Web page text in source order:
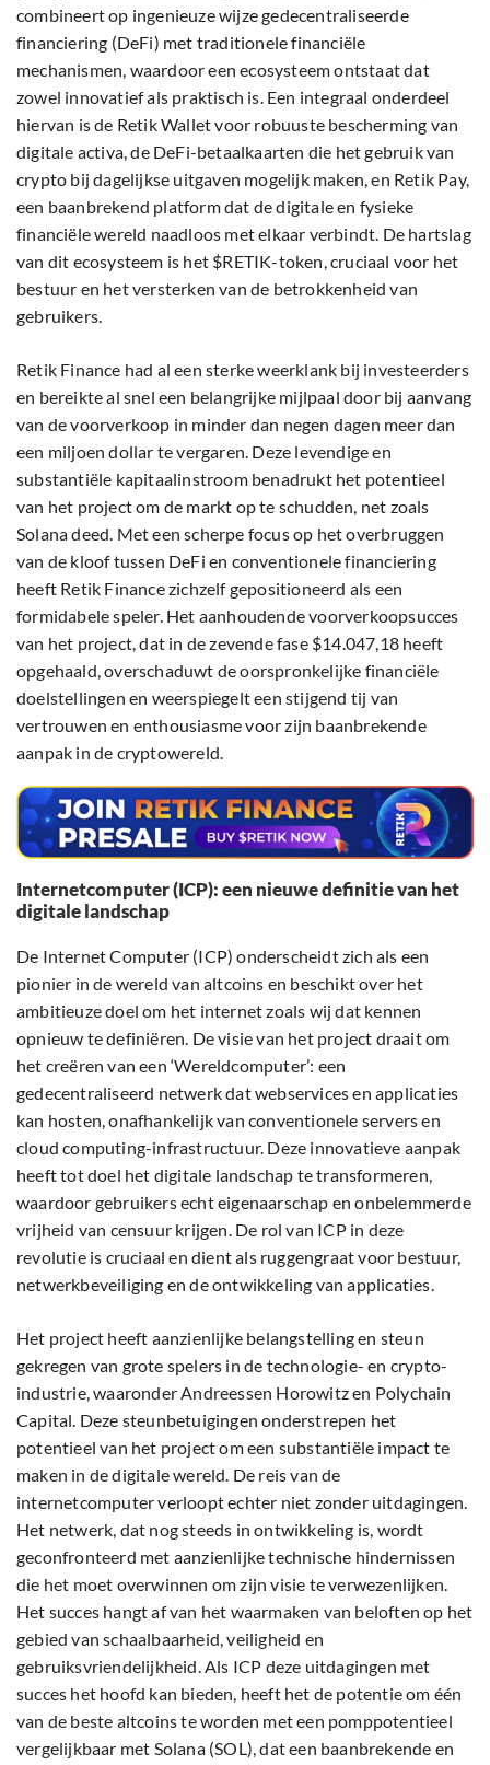
combineert op ingenieuze wijze gedecentraliseerde
financiering (DeFi) met traditionele financiële
mechanismen, waardoor een ecosysteem ontstaat dat
zowel innovatief als praktisch is. Een integraal onderdeel
hiervan is de Retik Wallet voor robuuste bescherming van
digitale activa, de DeFi-betaalkaarten die het gebruik van
crypto bij dagelijkse uitgaven mogelijk maken, en Retik Pay,
een baanbrekend platform dat de digitale en fysieke
financiële wereld naadloos met elkaar verbindt. De hartslag
van dit ecosysteem is het $RETIK-token, cruciaal voor het
bestuur en het versterken van de betrokkenheid van
gebruikers.
Retik Finance had al een sterke weerklank bij investeerders
en bereikte al snel een belangrijke mijlpaal door bij aanvang
van de voorverkoop in minder dan negen dagen meer dan
een miljoen dollar te vergaren. Deze levendige en
substantiële kapitaalinstroom benadrukt het potentieel
van het project om de markt op te schudden, net zoals
Solana deed. Met een scherpe focus op het overbruggen
van de kloof tussen DeFi en conventionele financiering
heeft Retik Finance zichzelf gepositioneerd als een
formidabele speler. Het aanhoudende voorverkoopsucces
van het project, dat in de zevende fase $14.047,18 heeft
opgehaald, overschaduwt de oorspronkelijke financiële
doelstellingen en weerspiegelt een stijgend tij van
vertrouwen en enthousiasme voor zijn baanbrekende
aanpak in de cryptowereld.
Internetcomputer (ICP): een nieuwe definitie van het
digitale landschap
De Internet Computer (ICP) onderscheidt zich als een
pionier in de wereld van altcoins en beschikt over het
ambitieuze doel om het internet zoals wij dat kennen
opnieuw te definiëren. De visie van het project draait om
het creëren van een ‘Wereldcomputer’: een
gedecentraliseerd netwerk dat webservices en applicaties
kan hosten, onafhankelijk van conventionele servers en
cloud computing-infrastructuur. Deze innovatieve aanpak
heeft tot doel het digitale landschap te transformeren,
waardoor gebruikers echt eigenaarschap en onbelemmerde
vrijheid van censuur krijgen. De rol van ICP in deze
revolutie is cruciaal en dient als ruggengraat voor bestuur,
netwerkbeveiliging en de ontwikkeling van applicaties.
Het project heeft aanzienlijke belangstelling en steun
gekregen van grote spelers in de technologie- en crypto-
industrie, waaronder Andreessen Horowitz en Polychain
Capital. Deze steunbetuigingen onderstrepen het
potentieel van het project om een substantiële impact te
maken in de digitale wereld. De reis van de
internetcomputer verloopt echter niet zonder uitdagingen.
Het netwerk, dat nog steeds in ontwikkeling is, wordt
geconfronteerd met aanzienlijke technische hindernissen
die het moet overwinnen om zijn visie te verwezenlijken.
Het succes hangt af van het waarmaken van beloften op het
gebied van schaalbaarheid, veiligheid en
gebruiksvriendelijkheid. Als ICP deze uitdagingen met
succes het hoofd kan bieden, heeft het de potentie om één
van de beste altcoins te worden met een pomppotentieel
vergelijkbaar met Solana (SOL), dat een baanbrekende en